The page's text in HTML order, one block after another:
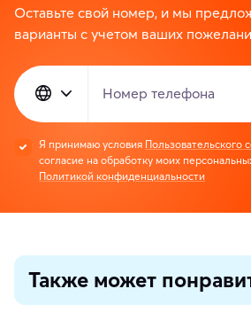
Оставьте свой номер, и мы
варианты с учетом ваших
Номер телефона
Я принимаю условия Пользовательского
согласие на обработку моих
Политикой конфиденциальности
Также может